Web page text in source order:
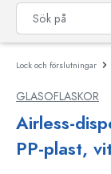
Lock och förslutningar
GLASOFLASKOR
Airless-
PP-plast,